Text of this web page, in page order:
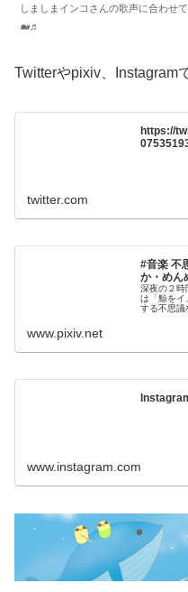
しましまインコさんの歌声に合わせ
🐋♬
Twitterやpixiv、Instagram
https://
twitter.com
#音楽 不
か・めん
深夜の２時
は「鯨をイ
する不思議
www.pixiv.net
www.instagram.com